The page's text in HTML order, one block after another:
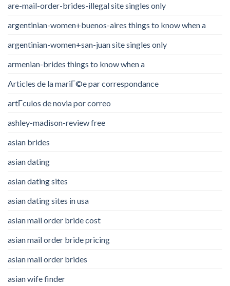
are-mail-order-brides-illegal site singles only
argentinian-women+buenos-aires things to know when a
argentinian-women+san-juan site singles only
armenian-brides things to know when a
Articles de la mariГ©e par correspondance
artГ­culos de novia por correo
ashley-madison-review free
asian brides
asian dating
asian dating sites
asian dating sites in usa
asian mail order bride cost
asian mail order bride pricing
asian mail order brides
asian wife finder